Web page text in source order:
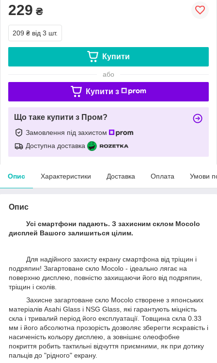
229 ₴
209 ₴ від 3 шт.
Купити
або
Купити з
Що таке купити з Пром?
Замовлення під захистом
Доступна доставка
Опис Характеристики Доставка Оплата Умови
Опис
Усі смартфони падають. З захисним склом Mocolo
дисплей Вашого залишиться цілим.
Для надійного захисту екрану смартфона від тріщин і
подряпин! Загартоване скло Mocolo - ідеально лягає на
поверхню дисплею, повністю захищаючи його від подряпин,
тріщин і сколів.
Захисне загартоване скло Mocolo створене з японських
матеріалів Asahi Glass і NSG Glass, які гарантують міцність
скла і тривалий період його експлуатації. Товщина скла 0.33
мм і його абсолютна прозорість дозволяє зберегти яскравість і
насиченість кольору дисплею, а зовнішнє олеофобне
покриття робить тактильні відчуття приємними, як при дотику
пальців до "рідного" екрану.